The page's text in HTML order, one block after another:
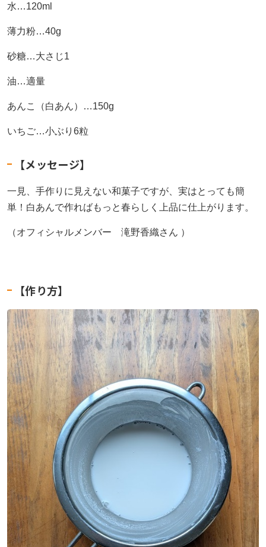
水…120ml
薄力粉…40g
砂糖…大さじ1
油…適量
あんこ（白あん）…150g
いちご…小ぶり6粒
【メッセージ】
一見、手作りに見えない和菓子ですが、実はとっても簡
単！白あんで作ればもっと春らしく上品に仕上がります。
（オフィシャルメンバー 滝野香織さん ）
【作り方】